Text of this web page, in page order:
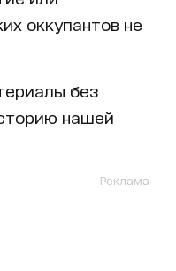
оккупантов не
без
нашей
Реклама